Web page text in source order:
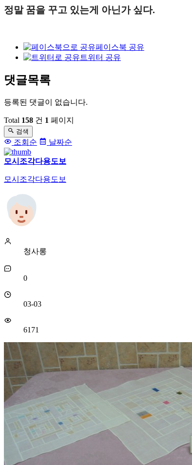
정말 꿈을 꾸고 있는게 아닌가 싶다.
페이스북 공유
트위터 공유
댓글목록
등록된 댓글이 없습니다.
Total 158 건 1 페이지
검색
조회순 날짜순
모시조각다용도보
모시조각다용도보
청사롱
0
03-03
6171